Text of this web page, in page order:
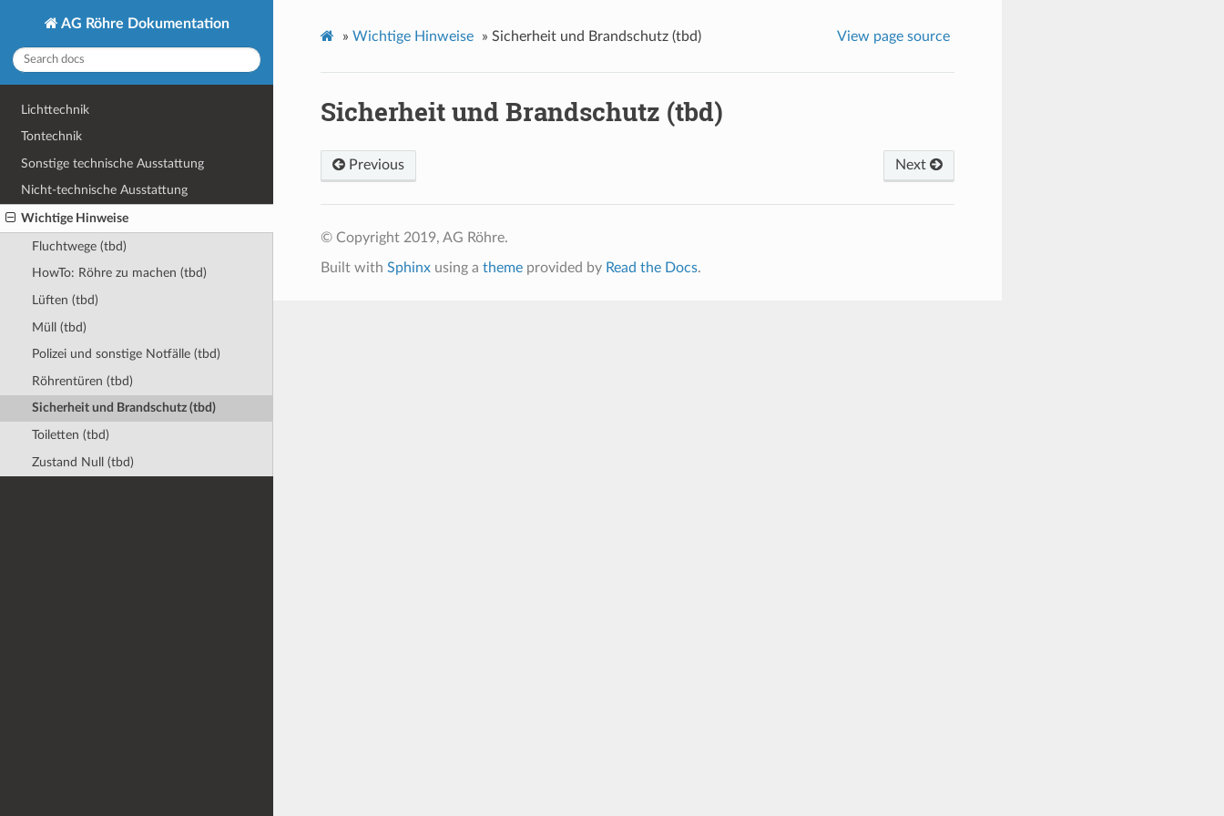
AG Röhre Dokumentation
Lichttechnik
Tontechnik
Sonstige technische Ausstattung
Nicht-technische Ausstattung
Wichtige Hinweise
Fluchtwege (tbd)
HowTo: Röhre zu machen (tbd)
Lüften (tbd)
Müll (tbd)
Polizei und sonstige Notfälle (tbd)
Röhrentüren (tbd)
Sicherheit und Brandschutz (tbd)
Toiletten (tbd)
Zustand Null (tbd)
» Wichtige Hinweise » Sicherheit und Brandschutz (tbd) View page source
Sicherheit und Brandschutz (tbd)
Previous Next
© Copyright 2019, AG Röhre.
Built with Sphinxusing a themeprovided by Read the Docs.